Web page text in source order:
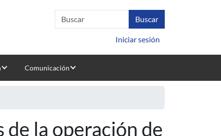
Iniciar sesión
Comunicación
la operación de